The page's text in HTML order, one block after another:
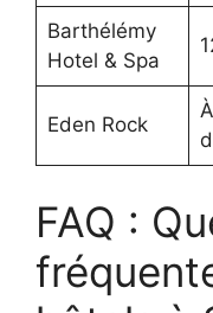
Barthélémy
Hotel & Spa
Eden Rock
FAQ :